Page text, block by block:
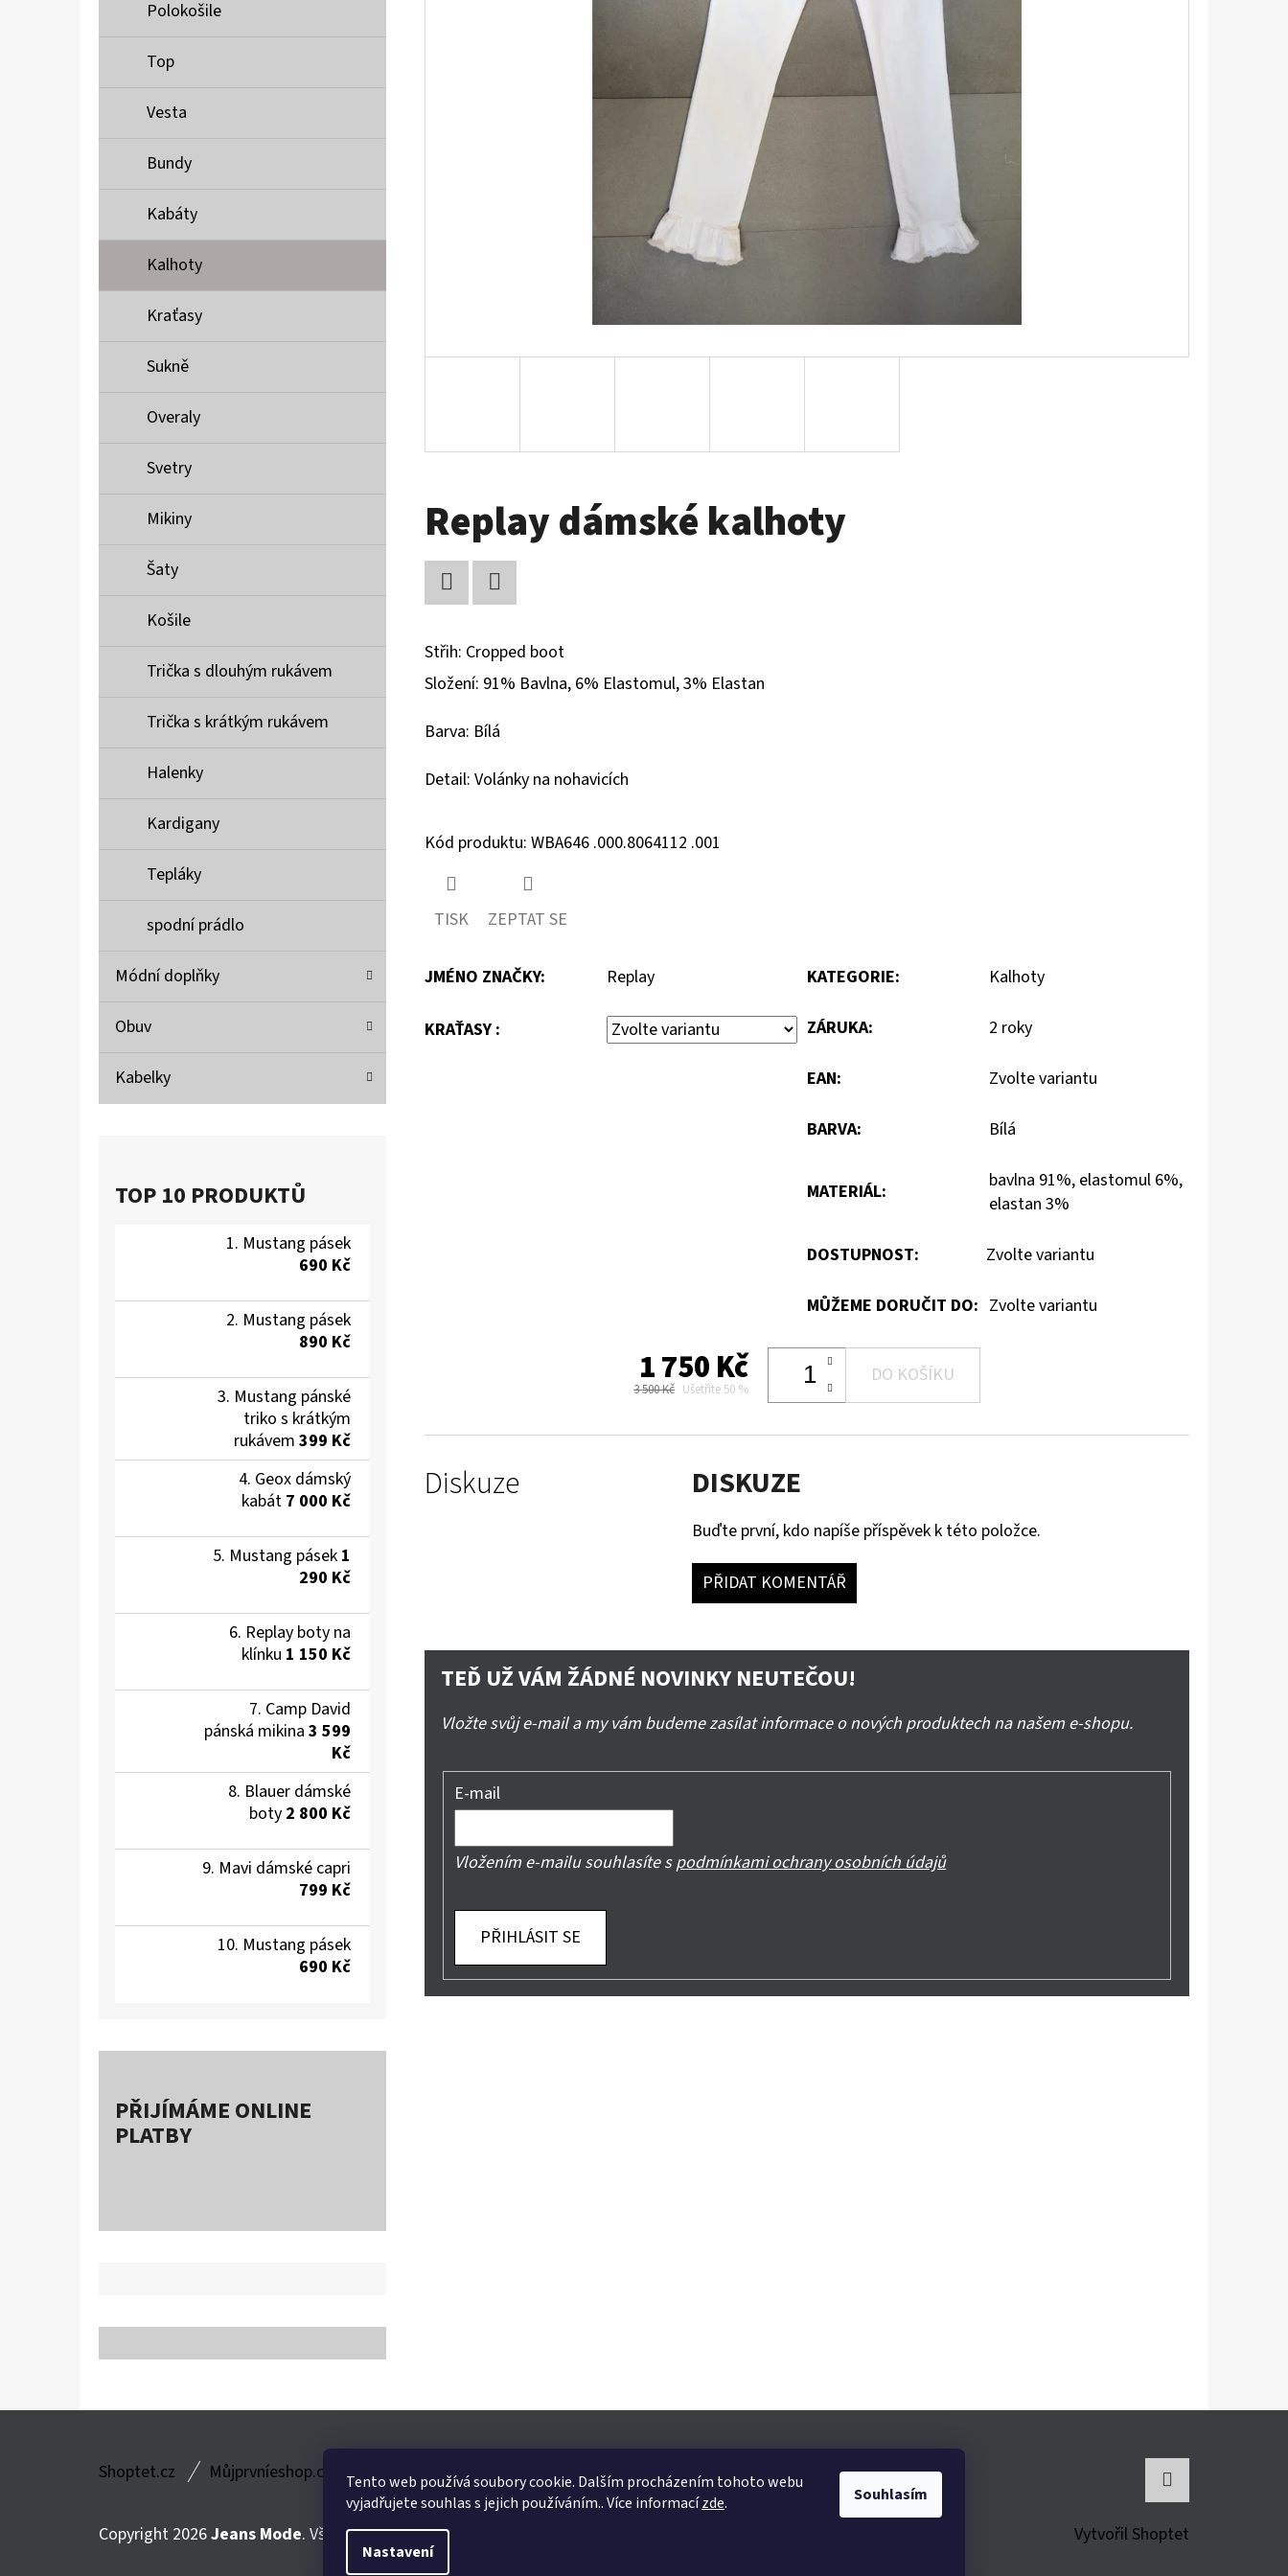
Tento web používá soubory cookie. Dalším procházením tohoto webu
vyjadřujete souhlas s jejich používáním.. Více informacízde.
Nastavení
Souhlasím
Polokošile
Top
Vesta
Bundy
Kabáty
Kalhoty
Kraťasy
Sukně
Overaly
Svetry
Mikiny
Šaty
Košile
Trička s dlouhým rukávem
Trička s krátkým rukávem
Halenky
Kardigany
Tepláky
spodní prádlo
Módní doplňky
Obuv
Kabelky
TOP 10 PRODUKTŮ
Mustang pásek
690 Kč
Mustang pásek
890 Kč
Mustang pánské
triko s krátkým
rukávem 399 Kč
Geox dámský
kabát 7 000 Kč
Mustang pásek 1
290 Kč
Replay boty na
klínku 1 150 Kč
Camp David
pánská mikina 3 599
Kč
Blauer dámské
boty 2 800 Kč
Mavi dámské capri
799 Kč
Mustang pásek
690 Kč
PŘIJÍMÁME ONLINE
PLATBY
Replay dámské kalhoty
Střih: Cropped boot
Složení: 91% Bavlna, 6% Elastomul, 3% Elastan
Barva: Bílá
Detail: Volánky na nohavicích
Kód produktu: WBA646 .000.8064112 .001
TISK ZEPTAT SE
JMÉNO ZNAČKY: Replay
KRAŤASY :
KATEGORIE: Kalhoty
ZÁRUKA: 2 roky
EAN: Zvolte variantu
BARVA: Bílá
MATERIÁL:
bavlna 91%, elastomul 6%,
elastan 3%
DOSTUPNOST: Zvolte variantu
MŮŽEME DORUČIT DO: Zvolte variantu
1 750 Kč
3 500 Kč Ušetříte 50 %
DO KOŠÍKU
Diskuze DISKUZE
Buďte první, kdo napíše příspěvek k této položce.
PŘIDAT KOMENTÁŘ
TEĎ UŽ VÁM ŽÁDNÉ NOVINKY NEUTEČOU!
Vložte svůj e-mail a my vám budeme zasílat informace o nových produktech na našem e-shopu.
E-mail
Vložením e-mailu souhlasíte spodmínkami ochrany osobních údajů
PŘIHLÁSIT SE
MUSTANG PÁSEK
MUSTANG PÁNSKÉ TRIKO S KRÁTKÝM
RUKÁVEM
399 Kč
Shoptet.cz
Můjprvníeshop.cz
Vytvořil Shoptet
Copyright 2026Jeans Mode. Všechna práva vyhrazena.